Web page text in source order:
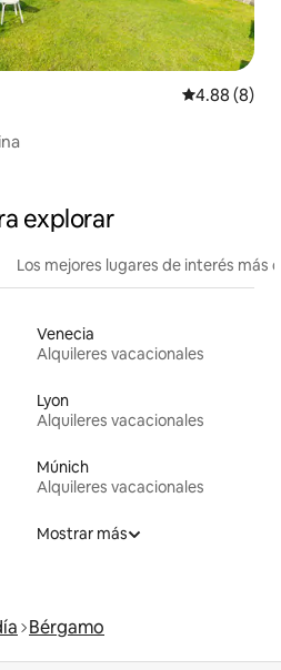
Calificación
4.88 (8)
explorar
Los mejores lugares de interés más
Venecia
Alquileres vacacionales
Lyon
Alquileres vacacionales
Múnich
Alquileres vacacionales
Mostrar más
Bérgamo